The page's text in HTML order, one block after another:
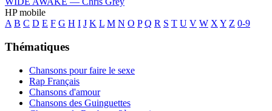
HP mobile
A B C D E F G H I J K L M N O P Q R S T U V W XY Z 0-9
Thématiques
Chansons pour faire le sexe
Rap Français
Chansons d'amour
Chansons des Guinguettes